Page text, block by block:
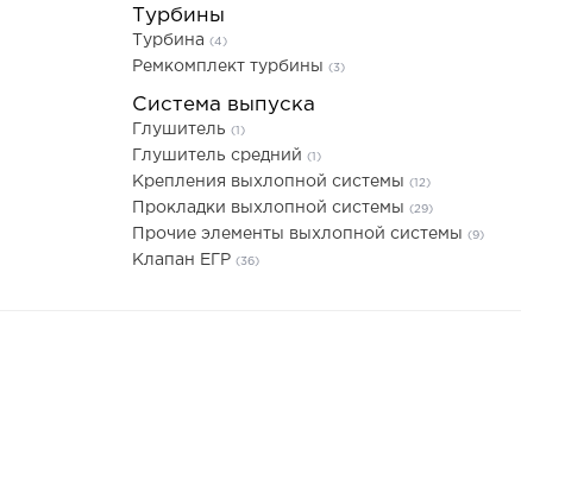
Турбины
Турбина (4)
Ремкомплект турбины (3)
Система выпуска
Глушитель (1)
Глушитель средний (1)
Крепления выхлопной системы (12)
Прокладки выхлопной системы (29)
Прочие элементы выхлопной системы (9)
Клапан ЕГР (36)